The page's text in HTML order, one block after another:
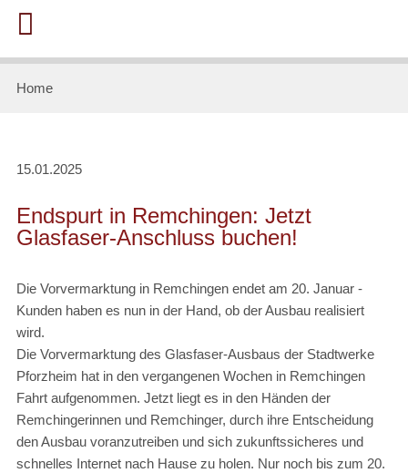
Home
15.01.2025
Endspurt in Remchingen: Jetzt
Glasfaser-Anschluss buchen!
Die Vorvermarktung in Remchingen endet am 20. Januar -
Kunden haben es nun in der Hand, ob der Ausbau realisiert
wird.
Die Vorvermarktung des Glasfaser-Ausbaus der Stadtwerke
Pforzheim hat in den vergangenen Wochen in Remchingen
Fahrt aufgenommen. Jetzt liegt es in den Händen der
Remchingerinnen und Remchinger, durch ihre Entscheidung
den Ausbau voranzutreiben und sich zukunftssicheres und
schnelles Internet nach Hause zu holen. Nur noch bis zum 20.